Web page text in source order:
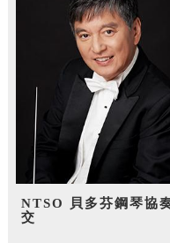
NTSO 貝多芬鋼琴協
交